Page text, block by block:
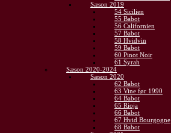
Sæson 2019
54 Sicilien
55 Babot
56 Californien
57 Babot
58 Hvidvin
59 Babot
60 Pinot Noir
61 Syrah
Sæson 2020-2024
Sæson 2020
62 Babot
63 Vine før 1990
64 Babot
65 Rioja
66 Babot
67 Hvid Bourgogne
68 Babot